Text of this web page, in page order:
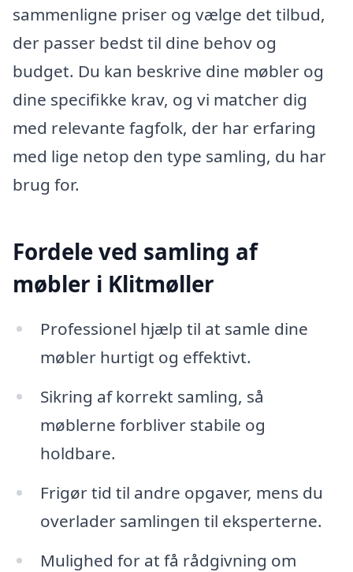
sammenligne priser og vælge det tilbud,
der passer bedst til dine behov og
budget. Du kan beskrive dine møbler og
dine specifikke krav, og vi matcher dig
med relevante fagfolk, der har erfaring
med lige netop den type samling, du har
brug for.
Fordele ved samling af
møbler i Klitmøller
Professionel hjælp til at samle dine
møbler hurtigt og effektivt.
Sikring af korrekt samling, så
møblerne forbliver stabile og
holdbare.
Frigør tid til andre opgaver, mens du
overlader samlingen til eksperterne.
Mulighed for at få rådgivning om